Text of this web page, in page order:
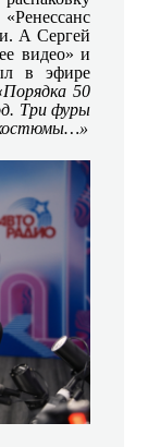
А Сергей
видео» и
в эфире
Порядка 50
Три фуры
костюмы…»